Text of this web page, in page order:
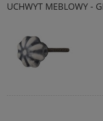
UCHWYT MEBLOWY -